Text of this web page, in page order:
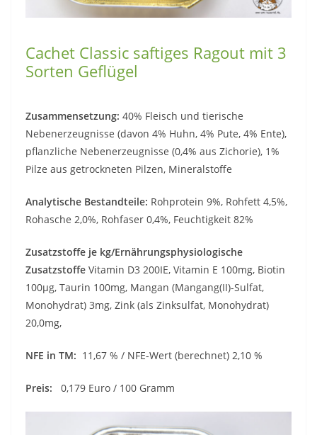
Cachet Classic saftiges Ragout mit 3
Sorten Geflügel
Zusammensetzung: 40% Fleisch und tierische
Nebenerzeugnisse (davon 4% Huhn, 4% Pute, 4% Ente),
pflanzliche Nebenerzeugnisse (0,4% aus Zichorie), 1%
Pilze aus getrockneten Pilzen, Mineralstoffe
Analytische Bestandteile: Rohprotein 9%, Rohfett 4,5%,
Rohasche 2,0%, Rohfaser 0,4%, Feuchtigkeit 82%
Zusatzstoffe je kg/Ernährungsphysiologische
Zusatzstoffe Vitamin D3 200IE, Vitamin E 100mg, Biotin
100µg, Taurin 100mg, Mangan (Mangang(II)-Sulfat,
Monohydrat) 3mg, Zink (als Zinksulfat, Monohydrat)
20,0mg,
NFE in TM: 11,67 % / NFE-Wert (berechnet) 2,10 %
Preis: 0,179 Euro / 100 Gramm